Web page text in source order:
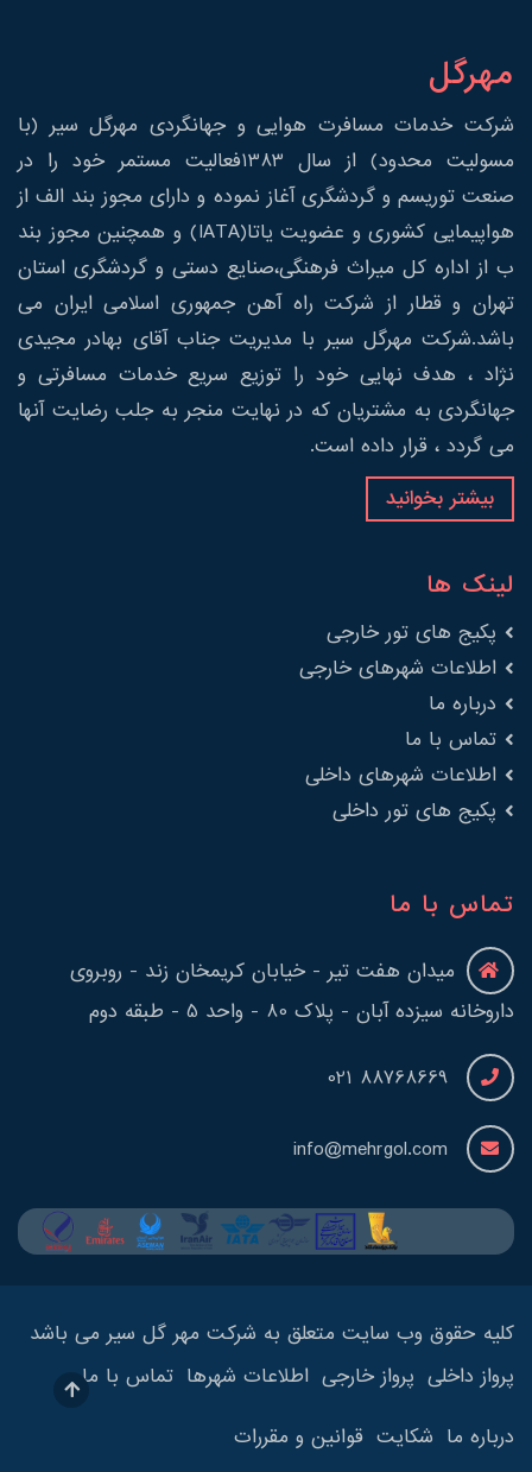
مهرگل
شرکت خدمات مسافرت هوایی و جهانگردی مهرگل سیر (با
مسولیت محدود) از سال 1383فعالیت مستمر خود را در
صنعت توریسم و گردشگری آغاز نموده و دارای مجوز بند الف از
هواپیمایی کشوری و عضویت یاتا(IATA) و همچنین مجوز بند
ب از اداره کل میراث فرهنگی،صنایع دستی و گردشگری استان
تهران و قطار از شرکت راه آهن جمهوری اسلامی ایران می
باشد.شرکت مهرگل سیر با مدیریت جناب آقای بهادر مجیدی
نژاد ، هدف نهایی خود را توزیع سریع خدمات مسافرتی و
جهانگردی به مشتریان که در نهایت منجر به جلب رضایت آنها
می گردد ، قرار داده است.
بیشتر بخوانید
لینک ها
پکیج های تور خارجی
اطلاعات شهرهای خارجی
درباره ما
تماس با ما
اطلاعات شهرهای داخلی
پکیج های تور داخلی
تماس با ما
میدان هفت تیر - خیابان کریمخان زند - روبروی
داروخانه سیزده آبان - پلاک 80 - واحد 5 - طبقه دوم
88768669 021
info@mehrgol.com
کلیه حقوق وب سایت متعلق به شرکت مهر گل سیر می باشد
پرواز داخلی پرواز خارجی اطلاعات شهرها تماس با ما
درباره ما شکایت قوانین و مقررات